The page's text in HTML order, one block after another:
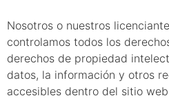
Nosotros o nuestros
controlamos todos los
derechos de propiedad
datos, la información y otros
accesibles dentro del sitio